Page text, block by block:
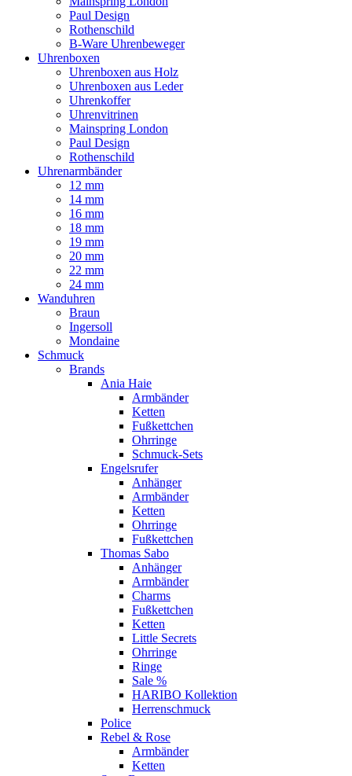
Paul Design
Rothenschild
B-Ware Uhrenbeweger
Uhrenboxen
Uhrenboxen aus Holz
Uhrenboxen aus Leder
Uhrenkoffer
Uhrenvitrinen
Mainspring London
Paul Design
Rothenschild
Uhrenarmbänder
12 mm
14 mm
16 mm
18 mm
19 mm
20 mm
22 mm
24 mm
Wanduhren
Braun
Ingersoll
Mondaine
Schmuck
Brands
Ania Haie
Armbänder
Ketten
Fußkettchen
Ohrringe
Schmuck-Sets
Engelsrufer
Anhänger
Armbänder
Ketten
Ohrringe
Fußkettchen
Thomas Sabo
Anhänger
Armbänder
Charms
Fußkettchen
Ketten
Little Secrets
Ohrringe
Ringe
Sale %
HARIBO Kollektion
Herrenschmuck
Police
Rebel & Rose
Armbänder
Ketten